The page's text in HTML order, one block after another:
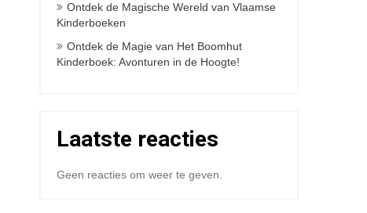
Ontdek de Magische Wereld van Vlaamse
Kinderboeken
Ontdek de Magie van Het Boomhut
Kinderboek: Avonturen in de Hoogte!
Laatste reacties
Geen reacties om weer te geven.